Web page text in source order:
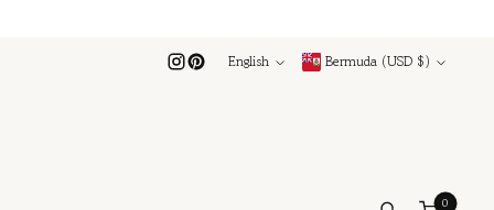
Language
English Currency Bermuda (USD $)
0